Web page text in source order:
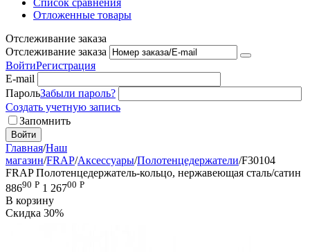
Список сравнения
Отложенные товары
Отслеживание заказа
Отслеживание заказа
ВойтиРегистрация
E-mail
ПарольЗабыли пароль?
Создать учетную запись
Запомнить
Войти
Главная/Наш
магазин/FRAP/Аксессуары/Полотенцедержатели/F30104
FRAP Полотенцедержатель-кольцо, нержавеющая сталь/сатин
88690 Р 1 26700 Р
В корзину
Скидка 30%